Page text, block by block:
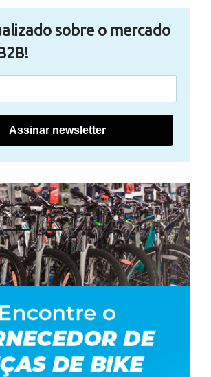
sobre o mercado
Assinar newsletter